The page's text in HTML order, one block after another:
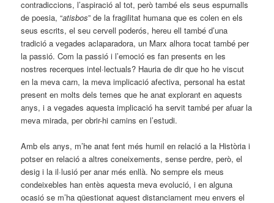
contradiccions, l’aspiració al tot, però també els seus espurnalls
de poesia, “atisbos” de la fragilitat humana que es colen en els
seus escrits, el seu cervell poderós, hereu ell també d’una
tradició a vegades aclaparadora, un Marx alhora tocat també per
la passió. Com la passió i l’emoció es fan presents en les
nostres recerques intel·lectuals? Hauria de dir que ho he viscut
en la meva carn, la meva implicació afectiva, personal ha estat
present en molts dels temes que he anat explorant en aquests
anys, i a vegades aquesta implicació ha servit també per afuar la
meva mirada, per obrir-hi camins en l’estudi.
Amb els anys, m’he anat fent més humil en relació a la Història i
potser en relació a altres coneixements, sense perdre, però, el
desig i la il·lusió per anar més enllà. No sempre els meus
condeixebles han entès aquesta meva evolució, i en alguna
ocasió se m’ha qüestionat aquest distanciament meu envers el